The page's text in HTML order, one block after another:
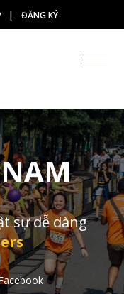
| ĐĂNG KÝ
sự dễ dàng